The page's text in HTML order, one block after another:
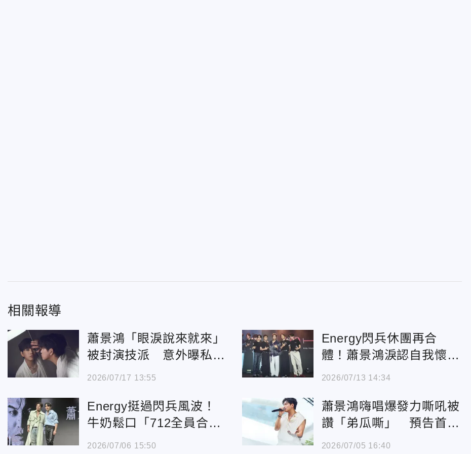
相關報導
蕭景鴻「眼淚說來就來」
被封演技派 意外曝私下
超龜毛小習慣
2026/07/17 13:55
Energy閃兵休團再合
體！蕭景鴻淚認自我懷
疑 坤達感性發聲
2026/07/13 14:34
Energy挺過閃兵風波！
牛奶鬆口「712全員合
體」 阿弟親吐：麥克風
2026/07/06 15:50
蕭景鴻嗨唱爆發力嘶吼被
讚「弟瓜嘶」 預告首場
個唱有驚喜
2026/07/05 16:40